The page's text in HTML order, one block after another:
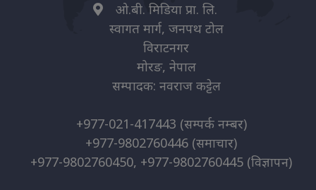
ओ.बी. मिडिया प्रा. लि.
स्वागत मार्ग, जनपथ टोल
विराटनगर
मोरङ, नेपाल
सम्पादक: नवराज कट्टेल
+977-021-417443 (सम्पर्क नम्बर)
+977-9802760446 (समाचार)
+977-9802760450, +977-9802760445 (विज्ञापन)